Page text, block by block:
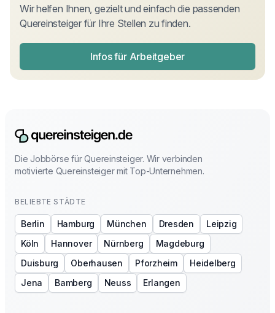
Wir helfen Ihnen, gezielt und einfach die passenden
Quereinsteiger für Ihre Stellen zu finden.
Infos für Arbeitgeber
Die Jobbörse für Quereinsteiger. Wir verbinden
motivierte Quereinsteiger mit Top-Unternehmen.
BELIEBTE STÄDTE
Berlin Hamburg München Dresden
Leipzig
Köln
Hannover Nürnberg
Magdeburg
Duisburg
Oberhausen Pforzheim
Heidelberg
Jena
Bamberg Neuss Erlangen